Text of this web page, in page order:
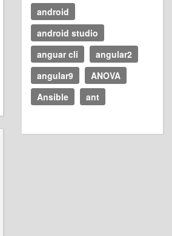
android
android studio
anguar cli
angular2
angular9
ANOVA
Ansible
ant